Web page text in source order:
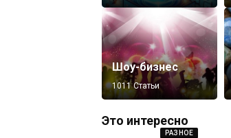
Шоу-бизнес
1011 Статьи
Это интересно
РАЗНОЕ